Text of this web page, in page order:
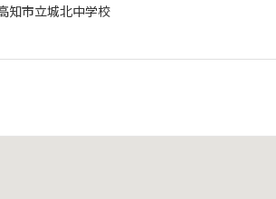
知市立城北中学校